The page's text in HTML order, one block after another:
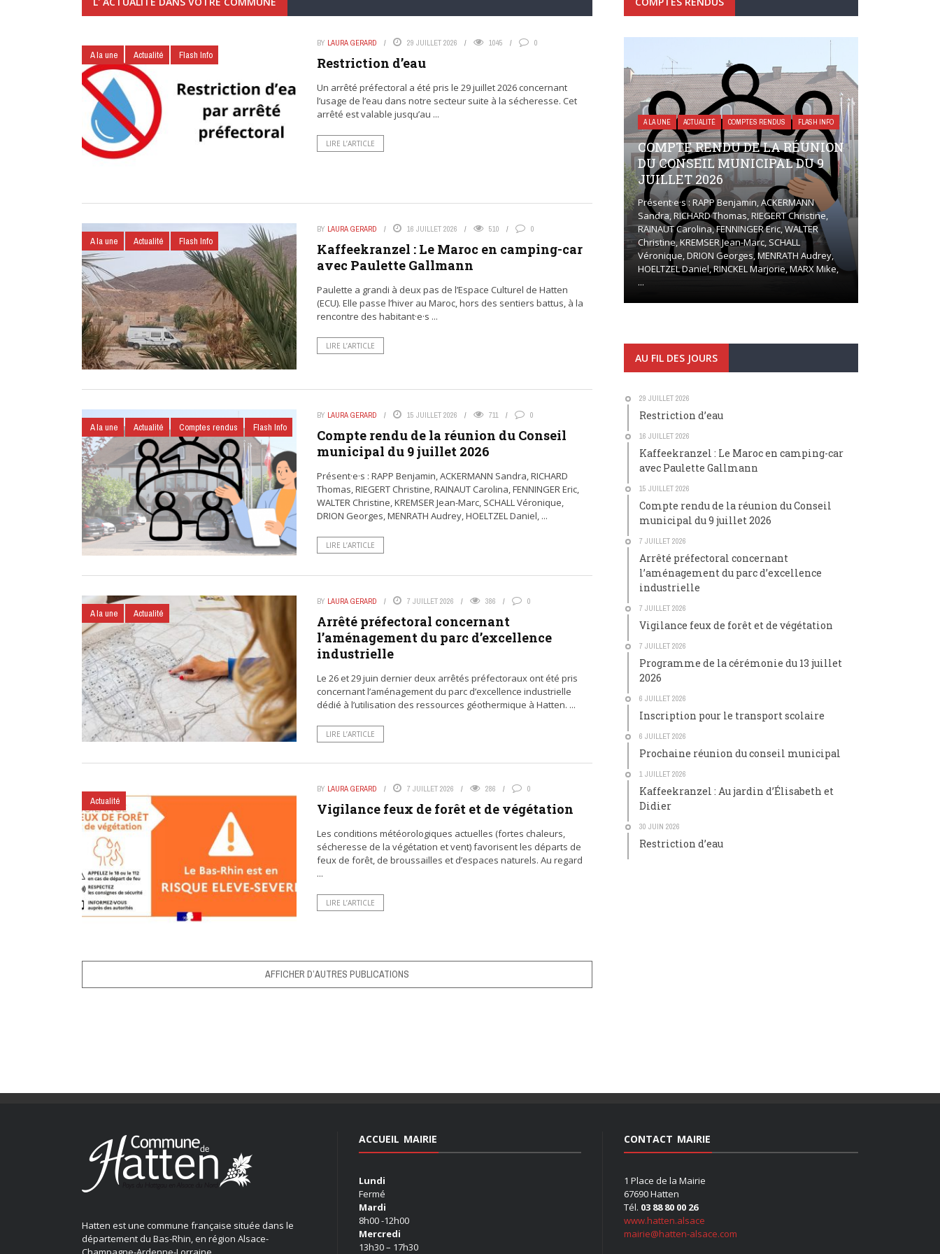
A la une Actualité Flash Info
BY LAURA GERARD 29 JUILLET 2026 1045 0
Restriction d’eau
Un arrêté préfectoral a été pris le 29 juillet 2026 concernant
l’usage de l’eau dans notre secteur suite à la sécheresse. Cet
arrêté est valable jusqu’au ...
LIRE L’ARTICLE
A la une Actualité Flash Info
BY LAURA GERARD 16 JUILLET 2026 510 0
Kaffeekranzel : Le Maroc en camping-car
avec Paulette Gallmann
Paulette a grandi à deux pas de l’Espace Culturel de Hatten
(ECU). Elle passe l’hiver au Maroc, hors des sentiers battus, à la
rencontre des habitant·e·s ...
LIRE L’ARTICLE
A la une Actualité Comptes rendus Flash Info
BY LAURA GERARD 15 JUILLET 2026 711 0
Compte rendu de la réunion du Conseil
municipal du 9 juillet 2026
Présent·e·s : RAPP Benjamin, ACKERMANN Sandra, RICHARD
Thomas, RIEGERT Christine, RAINAUT Carolina, FENNINGER Eric,
WALTER Christine, KREMSER Jean-Marc, SCHALL Véronique,
DRION Georges, MENRATH Audrey, HOELTZEL Daniel, ...
LIRE L’ARTICLE
A la une Actualité
BY LAURA GERARD 7 JUILLET 2026 386 0
Arrêté préfectoral concernant
l’aménagement du parc d’excellence
industrielle
Le 26 et 29 juin dernier deux arrêtés préfectoraux ont été pris
concernant l’aménagement du parc d’excellence industrielle
dédié à l’utilisation des ressources géothermique à Hatten. ...
LIRE L’ARTICLE
Actualité
BY LAURA GERARD 7 JUILLET 2026 286 0
Vigilance feux de forêt et de végétation
Les conditions météorologiques actuelles (fortes chaleurs,
sécheresse de la végétation et vent) favorisent les départs de
feux de forêt, de broussailles et d’espaces naturels. Au regard
...
LIRE L’ARTICLE
AFFICHER D’AUTRES PUBLICATIONS
A LA UNE ACTUALITÉ COMPTES RENDUS FLASH INFO
COMPTE RENDU DE LA RÉUNION
DU CONSEIL MUNICIPAL DU 9
JUILLET 2026
Présent·e·s : RAPP Benjamin, ACKERMANN
Sandra, RICHARD Thomas, RIEGERT Christine,
RAINAUT Carolina, FENNINGER Eric, WALTER
Christine, KREMSER Jean-Marc, SCHALL
Véronique, DRION Georges, MENRATH Audrey,
HOELTZEL Daniel, RINCKEL Marjorie, MARX Mike,
...
AU FIL DES JOURS
29 JUILLET 2026
Restriction d’eau
16 JUILLET 2026
Kaffeekranzel : Le Maroc en camping-car
avec Paulette Gallmann
15 JUILLET 2026
Compte rendu de la réunion du Conseil
municipal du 9 juillet 2026
7 JUILLET 2026
Arrêté préfectoral concernant
l’aménagement du parc d’excellence
industrielle
7 JUILLET 2026
Vigilance feux de forêt et de végétation
7 JUILLET 2026
Programme de la cérémonie du 13 juillet
2026
6 JUILLET 2026
Inscription pour le transport scolaire
6 JUILLET 2026
Prochaine réunion du conseil municipal
1 JUILLET 2026
Kaffeekranzel : Au jardin d’Élisabeth et
Didier
30 JUIN 2026
Restriction d’eau
Hatten est une commune française située dans le
département du Bas-Rhin, en région Alsace-
ACCUEIL MAIRIE
Lundi
Fermé
Mardi
8h00 -12h00
Mercredi
13h30 – 17h30
CONTACT MAIRIE
1 Place de la Mairie
67690 Hatten
Tél. 03 88 80 00 26
www.hatten.alsace
mairie@hatten-alsace.com